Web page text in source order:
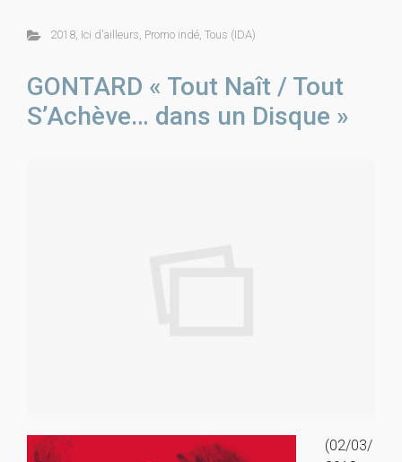
2018, Ici d'ailleurs, Promo indé, Tous (IDA)
GONTARD « Tout Naît / Tout
S’Achève… dans un Disque »
(02/03/